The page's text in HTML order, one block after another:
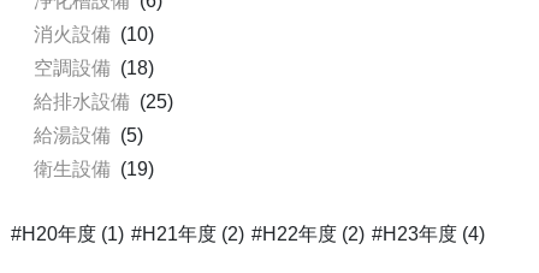
消火設備 (10)
空調設備 (18)
給排水設備 (25)
給湯設備 (5)
衛生設備 (19)
#H20年度 (1) #H21年度 (2) #H22年度 (2) #H23年度 (4)